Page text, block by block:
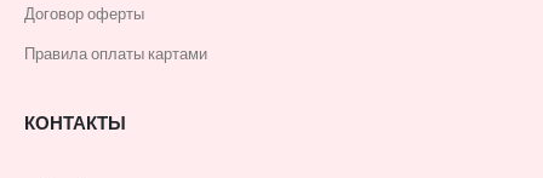
Договор оферты
Правила оплаты картами
КОНТАКТЫ